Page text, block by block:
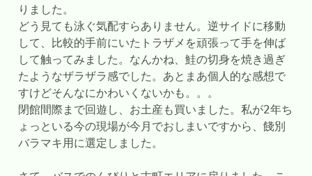
りました。
どう見ても泳ぐ気配すらありません。逆サイドに移動
して、比較的手前にいたトラザメを頑張って手を伸ば
して触ってみました。なんかね、鮭の切身を焼き過ぎ
たようなザラザラ感でした。あとまあ個人的な感想で
すけどそんなにかわいくないかも。。。
閉館間際まで回遊し、お土産も買いました。私が2年ち
ょっといる今の現場が今月でおしまいですから、餞別
バラマキ用に選定しました。